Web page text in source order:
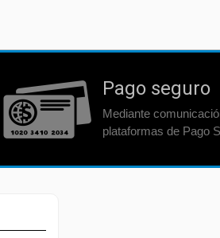
Pago seguro
Mediante
plataformas de Pago